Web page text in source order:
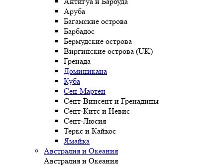
Аруба
Багамские острова
Барбадос
Бермудские острова
Виргинские острова (UK)
Гренада
Доминикана
Куба
Сен-Мартен
Сент-Винсент и Гренадины
Сент-Китс и Невис
Сент-Люсия
Теркс и Кайкос
Ямайка
Австралия и Океания
Австралия и Океания